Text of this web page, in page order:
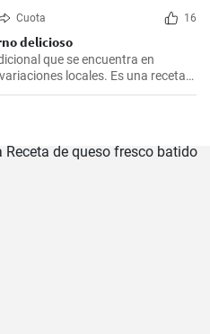
Cuota 16
delicioso
que se encuentra en
locales. Es una receta
una pieza jugosa de lomo de
mezcla de especias, vinagre y ajo
y sabroso. Es excelente